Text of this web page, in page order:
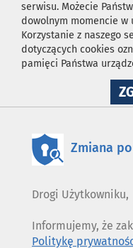
serwisu. Możecie
dowolnym momencie
Korzystanie z naszego
dotyczących cookies
pamięci Państwa
Zmiana
Drogi Użytkowniku,
Informujemy, że
Politykę